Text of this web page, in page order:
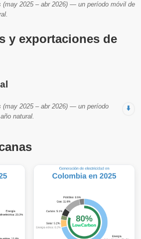
(may 2025 – abr 2026) — un período móvil de
y exportaciones de
⬇️
(may 2025 – abr 2026) — un período
natural.